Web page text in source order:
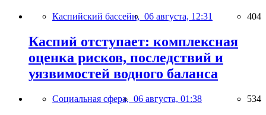
Каспийский бассейн, 06 августа, 12:31 404
Каспий отступает: комплексная
оценка рисков, последствий и
уязвимостей водного баланса
Социальная сфера, 06 августа, 01:38 534